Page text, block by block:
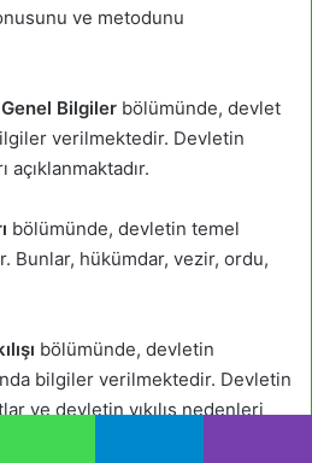
ve metodunu
Bilgiler bölümünde, devlet
verilmektedir. Devletin
açıklanmaktadır.
bölümünde, devletin temel
Bunlar, hükümdar, vezir, ordu,
bölümünde, devletin
bilgiler verilmektedir. Devletin
ve devletin yıkılış nedenleri